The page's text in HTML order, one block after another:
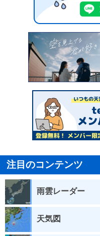
注目のコンテンツ
雨雲レーダー
天気図